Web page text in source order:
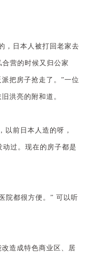
，日本人被打回老家去
营的时候又归公家
把房子抢走了。”一位
洪亮的附和道。
以前日本人造的呀，
过。现在的房子都是
院都很方便。” 可以听
造成特色商业区、居